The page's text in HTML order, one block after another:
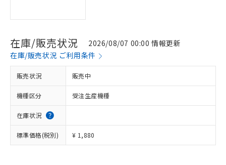
在庫/販売状況
2026/08/07 00:00 情報更新
在庫/販売状況 ご利用条件
販売状況 販売中
機種区分 受注生産機種
在庫状況
標準価格(税別) ¥ 1,880